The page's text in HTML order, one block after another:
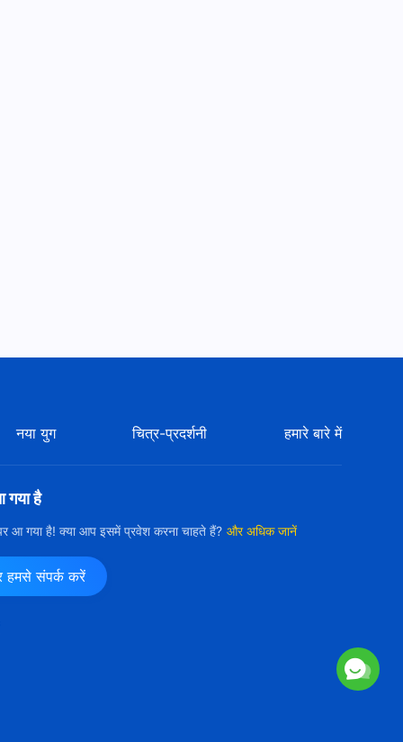
नया युग चित्र-प्रदर्शनी हमारे बारे में
गया है
पर आ गया है! क्या आप इसमें प्रवेश करना चाहते हैं? और अधिक जानें
हमसे संपर्क करें